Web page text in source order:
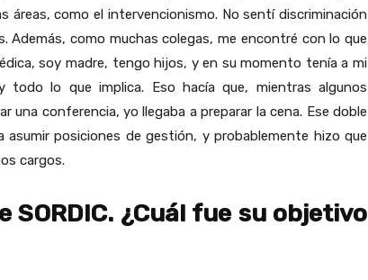
áreas, como el intervencionismo. No sentí discriminación
Además, como muchas colegas, me encontré con lo que
soy madre, tengo hijos, y en su momento tenía a mi
todo lo que implica. Eso hacía que, mientras algunos
una conferencia, yo llegaba a preparar la cena. Ese doble
posiciones de gestión, y probablemente hizo que
cargos.
SORDIC. ¿Cuál fue su objetivo